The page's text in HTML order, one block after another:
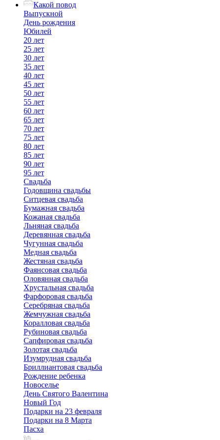
Какой повод
Выпускной
День рождения
Юбилей
20 лет
25 лет
30 лет
35 лет
40 лет
45 лет
50 лет
55 лет
60 лет
65 лет
70 лет
75 лет
80 лет
85 лет
90 лет
95 лет
Свадьба
Годовщина свадьбы
Ситцевая свадьба
Бумажная свадьба
Кожаная свадьба
Льняная свадьба
Деревянная свадьба
Чугунная свадьба
Медная свадьба
Жестяная свадьба
Фаянсовая свадьба
Оловянная свадьба
Хрустальная свадьба
Фарфоровая свадьба
Серебряная свадьба
Жемчужная свадьба
Коралловая свадьба
Рубиновая свадьба
Сапфировая свадьба
Золотая свадьба
Изумрудная свадьба
Бриллиантовая свадьба
Рождение ребенка
Новоселье
День Святого Валентина
Новый Год
Подарки на 23 февраля
Подарки на 8 Марта
Пасха